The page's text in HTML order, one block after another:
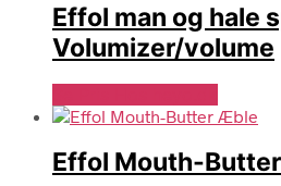
Effol man og hale
Volumizer/volume
Effol Mouth-